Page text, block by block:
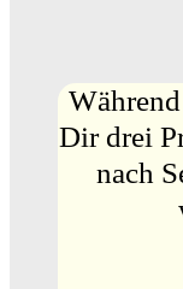
Dir drei
nach